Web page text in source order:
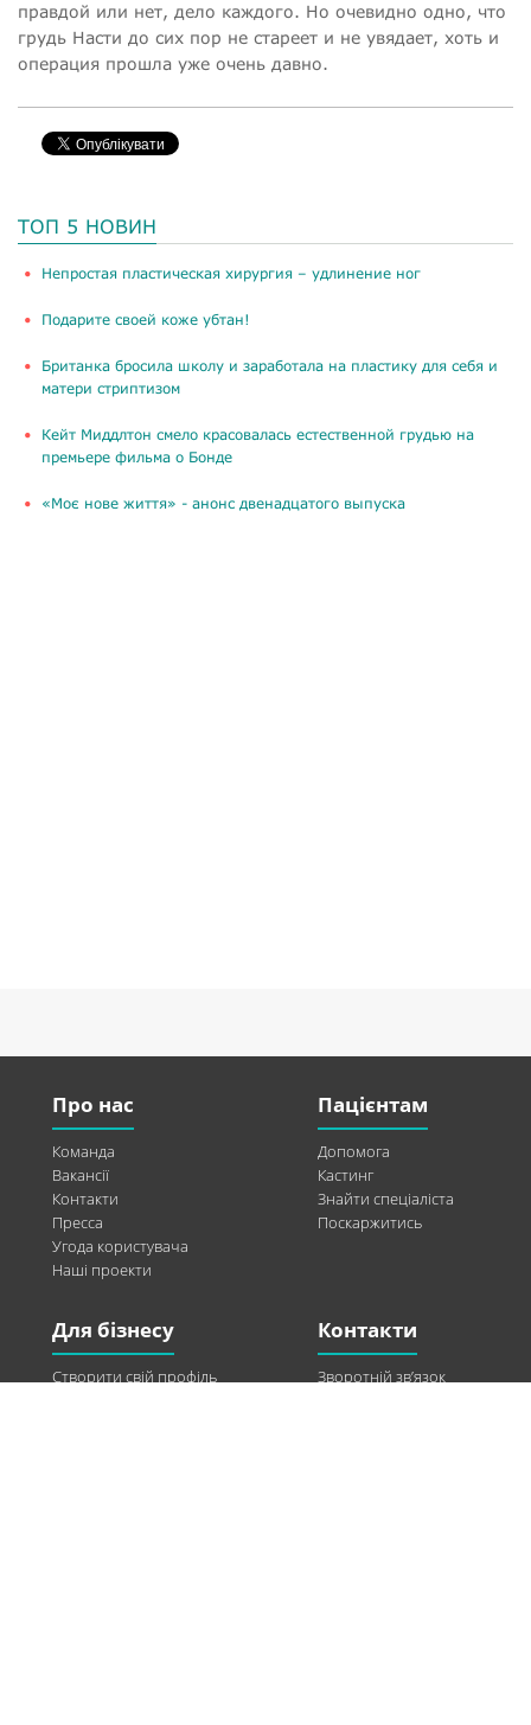
правдой или нет, дело каждого. Но очевидно одно, что
грудь Насти до сих пор не стареет и не увядает, хоть и
операция прошла уже очень давно.
ТОП 5 НОВИН
​Непростая пластическая хирургия – удлинение ног
Подарите своей коже убтан!
Британка бросила школу и заработала на пластику для себя и
матери стриптизом
Кейт Миддлтон смело красовалась естественной грудью на
премьере фильма о Бонде
«Моє нове життя» - анонс двенадцатого выпуска
Про нас
Команда
Вакансії
Контакти
Пресса
Угода користувача
Наші проекти
Пацієнтам
Допомога
Кастинг
Знайти спеціаліста
Поскаржитись
Для бізнесу
Створити свій профіль
Контакти
Зворотній зв’язок